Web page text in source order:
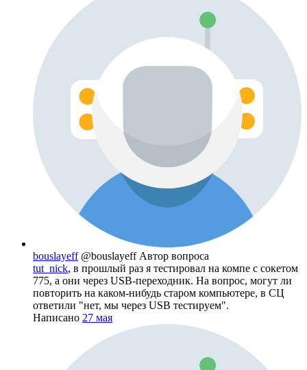
bouslayeff @bouslayeff Автор вопроса
tut_nick, в прошлый раз я тестировал на компе с сокетом
775, а они через USB-переходник. На вопрос, могут ли
повторить на каком-нибудь старом компьютере, в СЦ
ответили "нет, мы через USB тестируем".
Написано 27 мая